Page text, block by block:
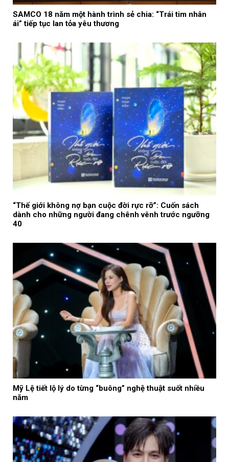
SAMCO 18 năm một hành trình sẻ chia: “Trái tim nhân
ái” tiếp tục lan tỏa yêu thương
“Thế giới không nợ bạn cuộc đời rực rỡ”: Cuốn sách
dành cho những người đang chênh vênh trước ngưỡng
40
Mỹ Lệ tiết lộ lý do từng “buông” nghệ thuật suốt nhiều
năm